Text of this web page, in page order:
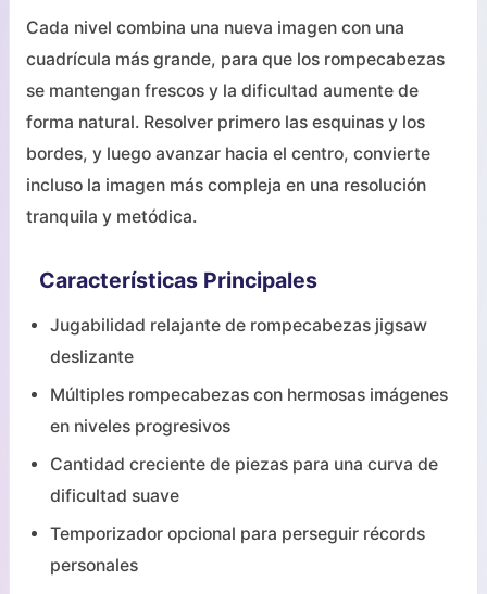
Cada nivel combina una nueva imagen con una
cuadrícula más grande, para que los rompecabezas
se mantengan frescos y la dificultad aumente de
forma natural. Resolver primero las esquinas y los
bordes, y luego avanzar hacia el centro, convierte
incluso la imagen más compleja en una resolución
tranquila y metódica.
Características Principales
Jugabilidad relajante de rompecabezas jigsaw
deslizante
Múltiples rompecabezas con hermosas imágenes
en niveles progresivos
Cantidad creciente de piezas para una curva de
dificultad suave
Temporizador opcional para perseguir récords
personales